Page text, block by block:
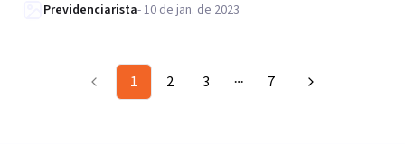
Previdenciarista-10 de jan. de 2023
1 2 3 More pages
7